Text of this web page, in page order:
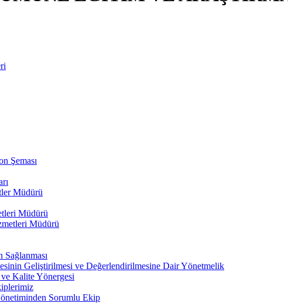
Şeması
Müdürü
Müdürü
Müdürü
Geliştirilmesi ve Değerlendirilmesine Dair Yönetmelik
ve Kalite Yönergesi
Sorumlu Ekip